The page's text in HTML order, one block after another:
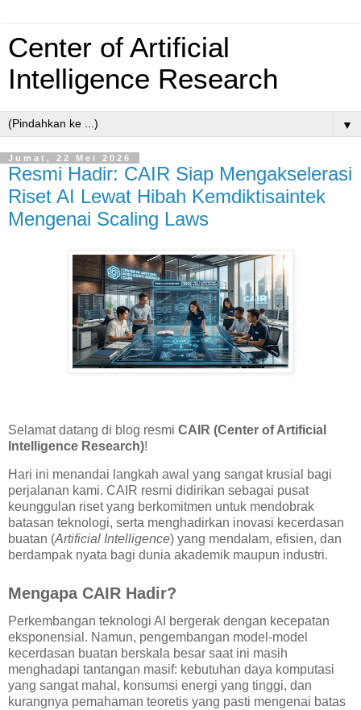
Center of Artificial
Intelligence Research
▼
Jumat, 22 Mei 2026
Resmi Hadir: CAIR Siap Mengakselerasi
Riset AI Lewat Hibah Kemdiktisaintek
Mengenai Scaling Laws
Selamat datang di blog resmi CAIR (Center of Artificial
Intelligence Research)!
Hari ini menandai langkah awal yang sangat krusial bagi
perjalanan kami. CAIR resmi didirikan sebagai pusat
keunggulan riset yang berkomitmen untuk mendobrak
batasan teknologi, serta menghadirkan inovasi kecerdasan
buatan (Artificial Intelligence) yang mendalam, efisien, dan
berdampak nyata bagi dunia akademik maupun industri.
Mengapa CAIR Hadir?
Perkembangan teknologi AI bergerak dengan kecepatan
eksponensial. Namun, pengembangan model-model
kecerdasan buatan berskala besar saat ini masih
menghadapi tantangan masif: kebutuhan daya komputasi
yang sangat mahal, konsumsi energi yang tinggi, dan
kurangnya pemahaman teoretis yang pasti mengenai batas